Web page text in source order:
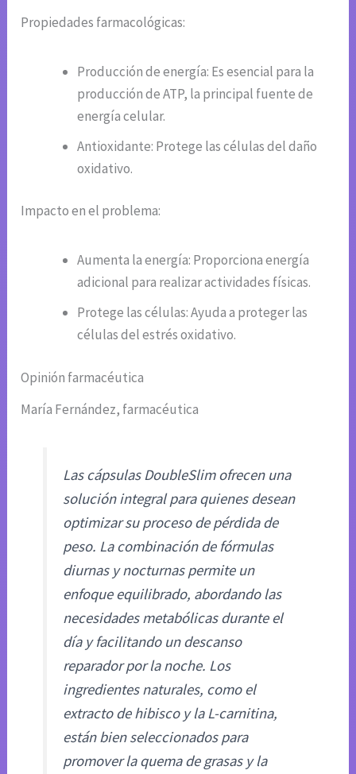
Propiedades farmacológicas:
Producción de energía: Es esencial para la
producción de ATP, la principal fuente de
energía celular.
Antioxidante: Protege las células del daño
oxidativo.
Impacto en el problema:
Aumenta la energía: Proporciona energía
adicional para realizar actividades físicas.
Protege las células: Ayuda a proteger las
células del estrés oxidativo.
Opinión farmacéutica
María Fernández, farmacéutica
Las cápsulas DoubleSlim ofrecen una
solución integral para quienes desean
optimizar su proceso de pérdida de
peso. La combinación de fórmulas
diurnas y nocturnas permite un
enfoque equilibrado, abordando las
necesidades metabólicas durante el
día y facilitando un descanso
reparador por la noche. Los
ingredientes naturales, como el
extracto de hibisco y la L-carnitina,
están bien seleccionados para
promover la quema de grasas y la